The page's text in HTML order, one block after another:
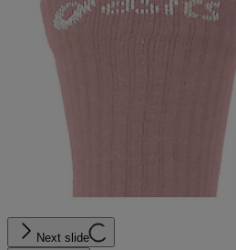
Next slide